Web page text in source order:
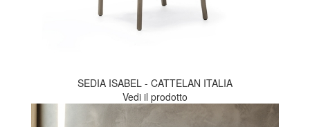
SEDIA ISABEL - CATTELAN ITALIA
Vedi il prodotto